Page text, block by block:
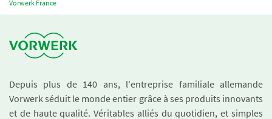
Vorwerk France
Depuis plus de 140 ans, l'entreprise familiale allemande
Vorwerk séduit le monde entier grâce à ses produits innovants
et de haute qualité. Véritables alliés du quotidien, et simples